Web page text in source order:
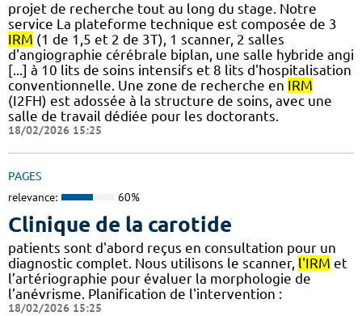
projet de recherche tout au long du stage. Notre
service La plateforme technique est composée de 3
IRM (1 de 1,5 et 2 de 3T), 1 scanner, 2 salles
d'angiographie cérébrale biplan, une salle hybride angi
[...] à 10 lits de soins intensifs et 8 lits d'hospitalisation
conventionnelle. Une zone de recherche en IRM
(I2FH) est adossée à la structure de soins, avec une
salle de travail dédiée pour les doctorants.
18/02/2026 15:25
PAGES
relevance: 60%
Clinique de la carotide
patients sont d'abord reçus en consultation pour un
diagnostic complet. Nous utilisons le scanner, l'IRM et
l’artériographie pour évaluer la morphologie de
l’anévrisme. Planification de l'intervention :
18/02/2026 15:25